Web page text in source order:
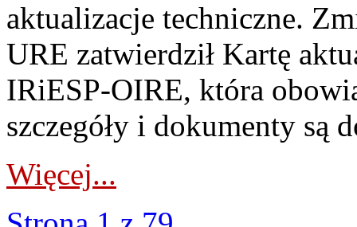
aktualizacje techniczne.
URE zatwierdził Kartę
IRiESP‑OIRE, która
szczegóły i dokumenty są
Więcej...